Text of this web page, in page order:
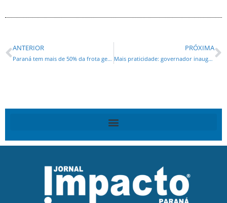
ANTERIOR
Paraná tem mais de 50% da frota geral de veículos isenta do IPVA em 2026
PRÓXIMA
Mais praticidade: governador inaugura unidade do Poupatempo em Colombo